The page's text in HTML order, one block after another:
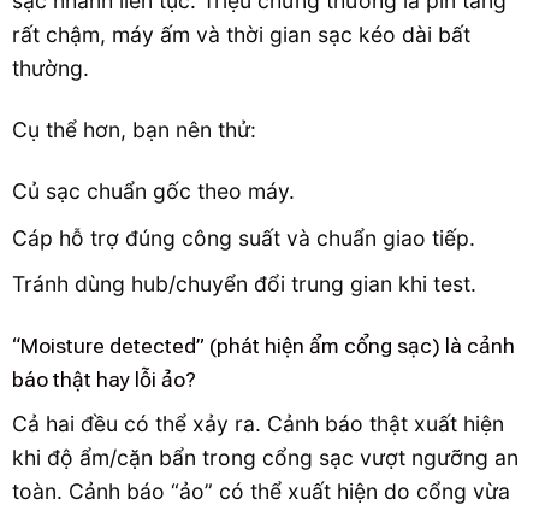
rất chậm, máy ấm và thời gian sạc kéo dài bất
thường.
Cụ thể hơn, bạn nên thử:
Củ sạc chuẩn gốc theo máy.
Cáp hỗ trợ đúng công suất và chuẩn giao tiếp.
Tránh dùng hub/chuyển đổi trung gian khi test.
“Moisture detected” (phát hiện ẩm cổng sạc) là cảnh
báo thật hay lỗi ảo?
Cả hai đều có thể xảy ra. Cảnh báo thật xuất hiện
khi độ ẩm/cặn bẩn trong cổng sạc vượt ngưỡng an
toàn. Cảnh báo “ảo” có thể xuất hiện do cổng vừa